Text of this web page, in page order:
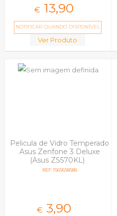
€ 13,90
NOTIFICAR QUANDO DISPONÍVEL
Ver Produto
Pelicula de Vidro Temperado
Asus Zenfone 3 Deluxe
(Asus ZS570KL)
REF: 1565658586
€ 3,90